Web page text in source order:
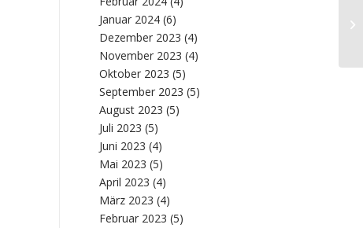
Januar 2024 (6)
Dezember 2023 (4)
November 2023 (4)
Oktober 2023 (5)
September 2023 (5)
August 2023 (5)
Juli 2023 (5)
Juni 2023 (4)
Mai 2023 (5)
April 2023 (4)
März 2023 (4)
Februar 2023 (5)